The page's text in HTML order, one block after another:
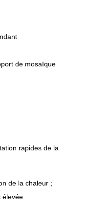
de mosaïque
rapides de la
de la chaleur ;
élevée